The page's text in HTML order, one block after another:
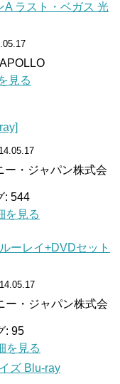
A ラスト・ベガス 光
見る
ー・ジャパン株式会
: 544
を見る
ーレイ+DVDセット
ー・ジャパン株式会
: 95
を見る
ズ Blu-ray